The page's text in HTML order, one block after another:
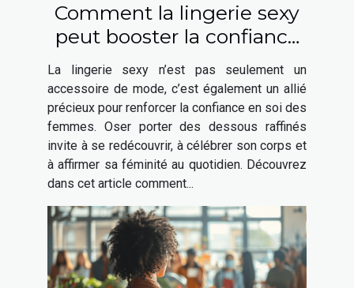
Comment la lingerie sexy
peut booster la confiance
en soi des femmes
La lingerie sexy n’est pas seulement un
accessoire de mode, c’est également un allié
précieux pour renforcer la confiance en soi des
femmes. Oser porter des dessous raffinés
invite à se redécouvrir, à célébrer son corps et
à affirmer sa féminité au quotidien. Découvrez
dans cet article comment...